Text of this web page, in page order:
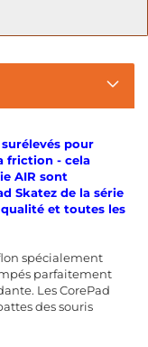
pour
friction - cela
AIR sont
Skatez de la série
et toutes les
spécialement
parfaitement
Les CorePad
des souris